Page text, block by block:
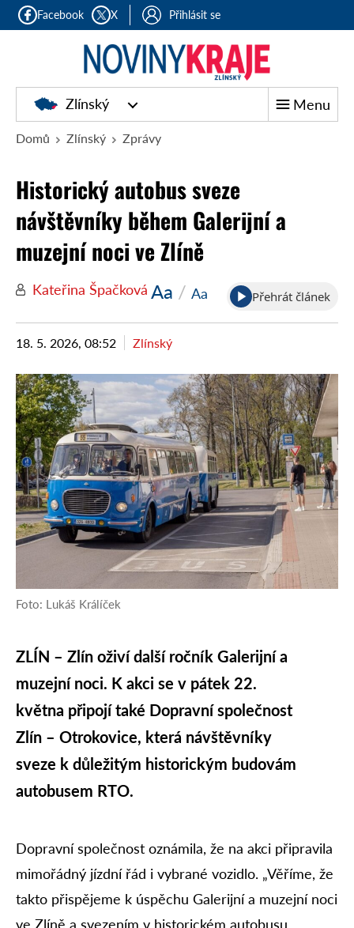
Facebook X Přihlásit se
Zlínský Menu
Domů Zlínský Zprávy
Historický autobus sveze
návštěvníky během Galerijní a
muzejní noci ve Zlíně
Kateřina Špačková Aa / Aa Přehrát článek
18. 5. 2026, 08:52 Zlínský
Foto: Lukáš Králíček
ZLÍN – Zlín oživí další ročník Galerijní a
muzejní noci. K akci se v pátek 22.
května připojí také Dopravní společnost
Zlín – Otrokovice, která návštěvníky
sveze k důležitým historickým budovám
autobusem RTO.
Dopravní společnost oznámila, že na akci připravila
mimořádný jízdní řád i vybrané vozidlo. „Věříme, že
takto přispějeme k úspěchu Galerijní a muzejní noci
ve Zlíně a svezením v historickém autobusu